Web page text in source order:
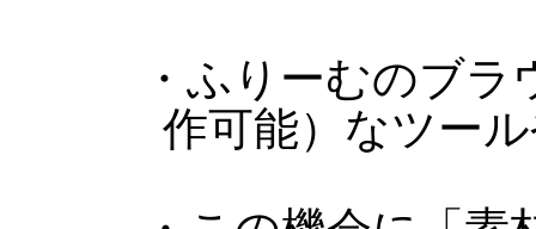
・ふりーむのブ
作可能）なツー